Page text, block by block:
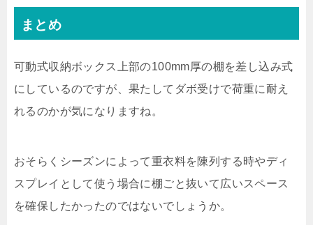
まとめ
可動式収納ボックス上部の100mm厚の棚を差し込み式
にしているのですが、果たしてダボ受けで荷重に耐え
れるのかが気になりますね。
おそらくシーズンによって重衣料を陳列する時やディ
スプレイとして使う場合に棚ごと抜いて広いスペース
を確保したかったのではないでしょうか。